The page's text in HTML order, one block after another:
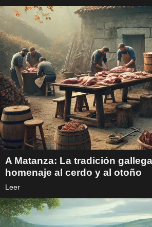
A Matanza: La tradición
homenaje al cerdo y al otoño
Leer